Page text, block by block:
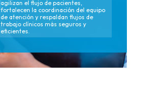
agilizan el flujo de pacientes,
fortalecen la coordinación del equipo
de atención y respaldan flujos de
trabajo clínicos más seguros y
eficientes.